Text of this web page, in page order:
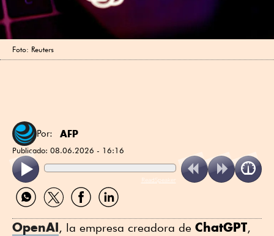
Foto: Reuters
Por: AFP
Publicado: 08.06.2026 - 16:16
ReadSpeaker
Compartir
por
Compartir
por
Compartir
por
Compartir
por
OpenAI, la ⁠empresa creadora de ChatGPT,